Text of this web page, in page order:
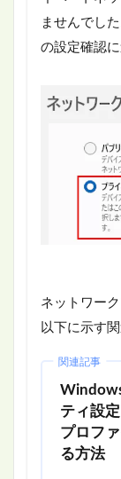
ませんでし
の設定確認に
ネットワー
以下に示す
関連記事
ティ設
プロフ
る方法